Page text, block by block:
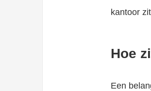
kantoor
Hoe
Een